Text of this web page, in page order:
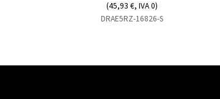
(45,93 €, IVA 0)
DRAE5RZ-16826-S